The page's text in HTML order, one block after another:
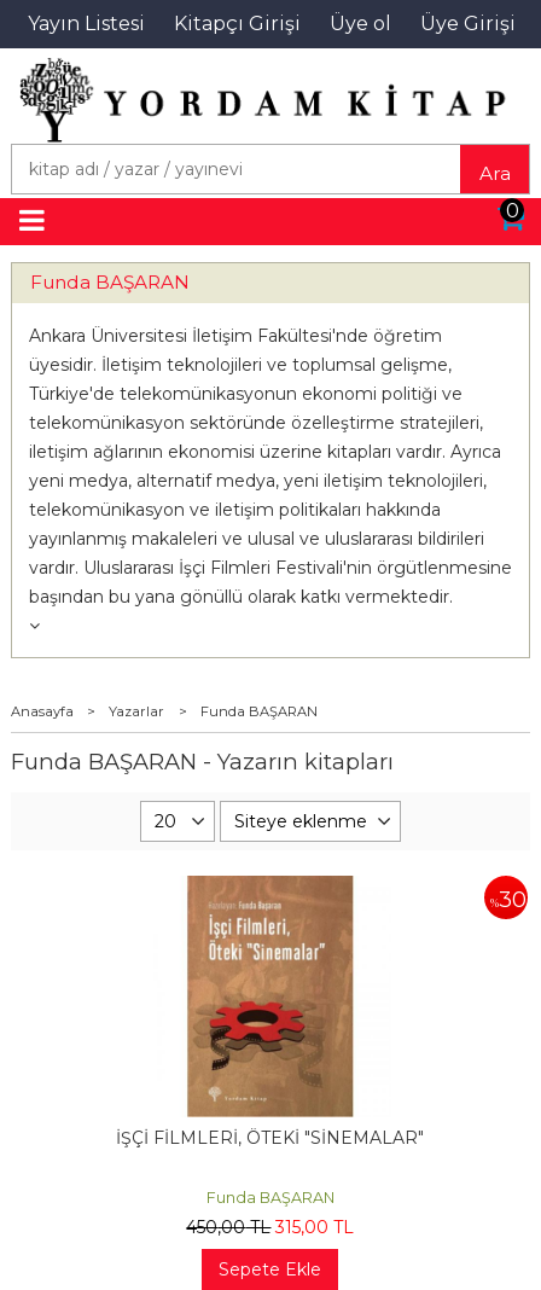
Yayın Listesi Kitapçı Girişi Üye ol Üye Girişi
Ara
0
Funda BAŞARAN
Ankara Üniversitesi İletişim Fakültesi'nde öğretim
üyesidir. İletişim teknolojileri ve toplumsal gelişme,
Türkiye'de telekomünikasyonun ekonomi politiği ve
telekomünikasyon sektöründe özelleştirme stratejileri,
iletişim ağlarının ekonomisi üzerine kitapları vardır. Ayrıca
yeni medya, alternatif medya, yeni iletişim teknolojileri,
telekomünikasyon ve iletişim politikaları hakkında
yayınlanmış makaleleri ve ulusal ve uluslararası bildirileri
vardır. Uluslararası İşçi Filmleri Festivali'nin örgütlenmesine
başından bu yana gönüllü olarak katkı vermektedir.
Anasayfa > Yazarlar > Funda BAŞARAN
Funda BAŞARAN - Yazarın kitapları
%30
İŞÇİ FİLMLERİ, ÖTEKİ "SİNEMALAR"
Funda BAŞARAN
450,00TL 315,00 TL
Sepete Ekle